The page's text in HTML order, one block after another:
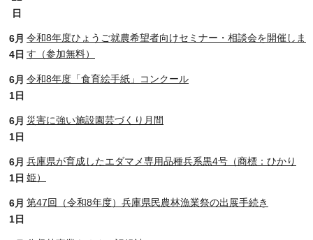
日
6月
4日
令和8年度ひょうご就農希望者向けセミナー・相談会を開催しま
す（参加無料）
6月
1日
令和8年度「食育絵手紙」コンクール
6月
1日
災害に強い施設園芸づくり月間
6月
1日
兵庫県が育成したエダマメ専用品種兵系黒4号（商標：ひかり
姫）
6月
1日
第47回（令和8年度）兵庫県民農林漁業祭の出展手続き